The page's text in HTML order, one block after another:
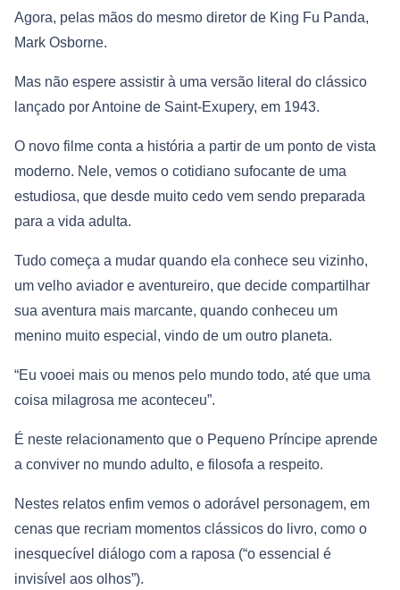
Agora, pelas mãos do mesmo diretor de King Fu Panda,
Mark Osborne.
Mas não espere assistir à uma versão literal do clássico
lançado por Antoine de Saint-Exupery, em 1943.
O novo filme conta a história a partir de um ponto de vista
moderno. Nele, vemos o cotidiano sufocante de uma
estudiosa, que desde muito cedo vem sendo preparada
para a vida adulta.
Tudo começa a mudar quando ela conhece seu vizinho,
um velho aviador e aventureiro, que decide compartilhar
sua aventura mais marcante, quando conheceu um
menino muito especial, vindo de um outro planeta.
“Eu vooei mais ou menos pelo mundo todo, até que uma
coisa milagrosa me aconteceu”.
É neste relacionamento que o Pequeno Príncipe aprende
a conviver no mundo adulto, e filosofa a respeito.
Nestes relatos enfim vemos o adorável personagem, em
cenas que recriam momentos clássicos do livro, como o
inesquecível diálogo com a raposa (“o essencial é
invisível aos olhos”).